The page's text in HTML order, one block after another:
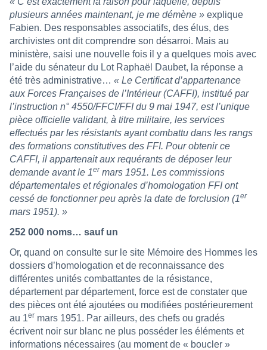
plusieurs années maintenant, je me démène » explique
Fabien. Des responsables associatifs, des élus, des
archivistes ont dit comprendre son désarroi. Mais au
ministère, saisi une nouvelle fois il y a quelques mois avec
l’aide du sénateur du Lot Raphaël Daubet, la réponse a
été très administrative… « Le Certificat d’appartenance
aux Forces Françaises de l’Intérieur (CAFFI), institué par
l’instruction n° 4550/FFCI/FFI du 9 mai 1947, est l’unique
pièce officielle validant, à titre militaire, les services
effectués par les résistants ayant combattu dans les rangs
des formations constitutives des FFI. Pour obtenir ce
CAFFI, il appartenait aux requérants de déposer leur
demande avant le 1er mars 1951. Les commissions
départementales et régionales d’homologation FFI ont
cessé de fonctionner peu après la date de forclusion (1er
mars 1951). »
252 000 noms… sauf un
Or, quand on consulte sur le site Mémoire des Hommes les
dossiers d’homologation et de reconnaissance des
différentes unités combattantes de la résistance,
département par département, force est de constater que
des pièces ont été ajoutées ou modifiées postérieurement
au 1er mars 1951. Par ailleurs, des chefs ou gradés
écrivent noir sur blanc ne plus posséder les éléments et
informations nécessaires (au moment de « boucler »